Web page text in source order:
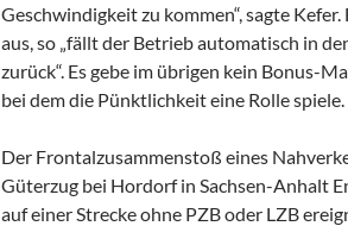
Geschwindigkeit zu kommen“, sagte Kefer.
aus, so „fällt der Betrieb automatisch in
zurück“. Es gebe im übrigen kein Bonus-
bei dem die Pünktlichkeit eine Rolle spiele.
Der Frontalzusammenstoß eines
Güterzug bei Hordorf in Sachsen-Anhalt
auf einer Strecke ohne PZB oder LZB